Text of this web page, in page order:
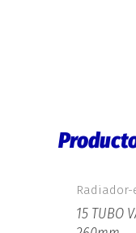
Radiador-
15 TUBO